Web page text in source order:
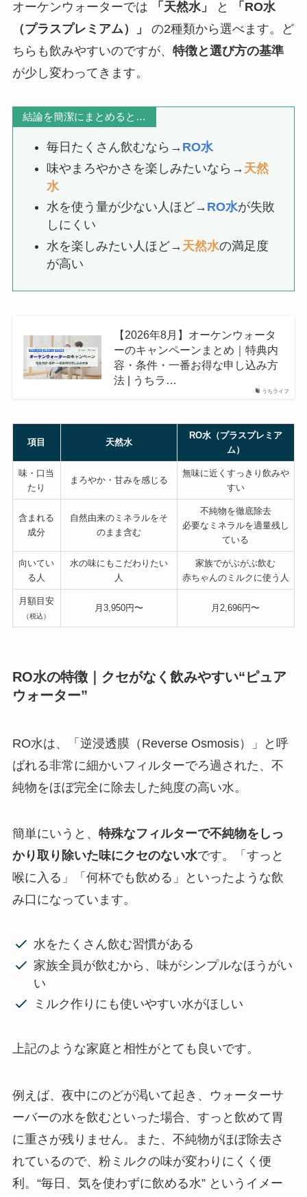
オーケンウォーターでは 「天然水」 と
「RO水
（プラスプレミアム）」
の2種類から選べます。ど
ちらも飲みやすいのですが、 特徴と選び方の基準
が少し変わってきます。
結論を簡潔にまとめると…
毎日たくさん飲むなら→ RO水
味やまろやかさを楽しみたいなら→ 天然
水
水を使う量が少ない人ほど→ RO水が失敗
しにくい
水を楽しみたい人ほど→ 天然水の満足度
が高い
うちライフ
【2026年8月】オーケンウォータ
ーのキャンペーンまとめ｜特典内
容・条件・一番お得な申し込み方
法 | うちラ…
項目 天然水
RO水（プラスプレミア
ム）
味・口当
たり
まろやか・甘みを感じる
無味に近くすっきり飲みや
すい
含まれる
成分
自然由来のミネラルをそ
のまま含む
不純物を徹底除去
必要なミネラルを適量残し
ている
向いてい
る人
水の味にもこだわりたい
人
家族でがぶがぶ飲む
赤ちゃんのミルクに使う人
月額目安
（税込）
月3,950円〜 月2,696円〜
RO水の特徴｜クセがなく飲みやすい“ピュア
ウォーター”
RO水は、「逆浸透膜（Reverse Osmosis）」と呼
ばれる非常に細かいフィルターでろ過された、不
純物をほぼ完全に除去した純度の高い水。
簡単にいうと、 特殊なフィルターで不純物をしっ
かり取り除いた味にクセのない水です。「すっと
喉に入る」「何杯でも飲める」といったような飲
み口になっています。
水をたくさん飲む習慣がある
家族全員が飲むから、味がシンプルなほうがい
い
ミルク作りにも使いやすい水がほしい
上記のような家庭と相性がとても良いです。
例えば、夜中にのどが渇いて起き、ウォーターサ
ーバーの水を飲むといった場合、すっと飲めて胃
に重さが残りません。また、不純物がほぼ除去さ
れているので、粉ミルクの味が変わりにくく便
利。“毎日、気を使わずに飲める水” というイメー